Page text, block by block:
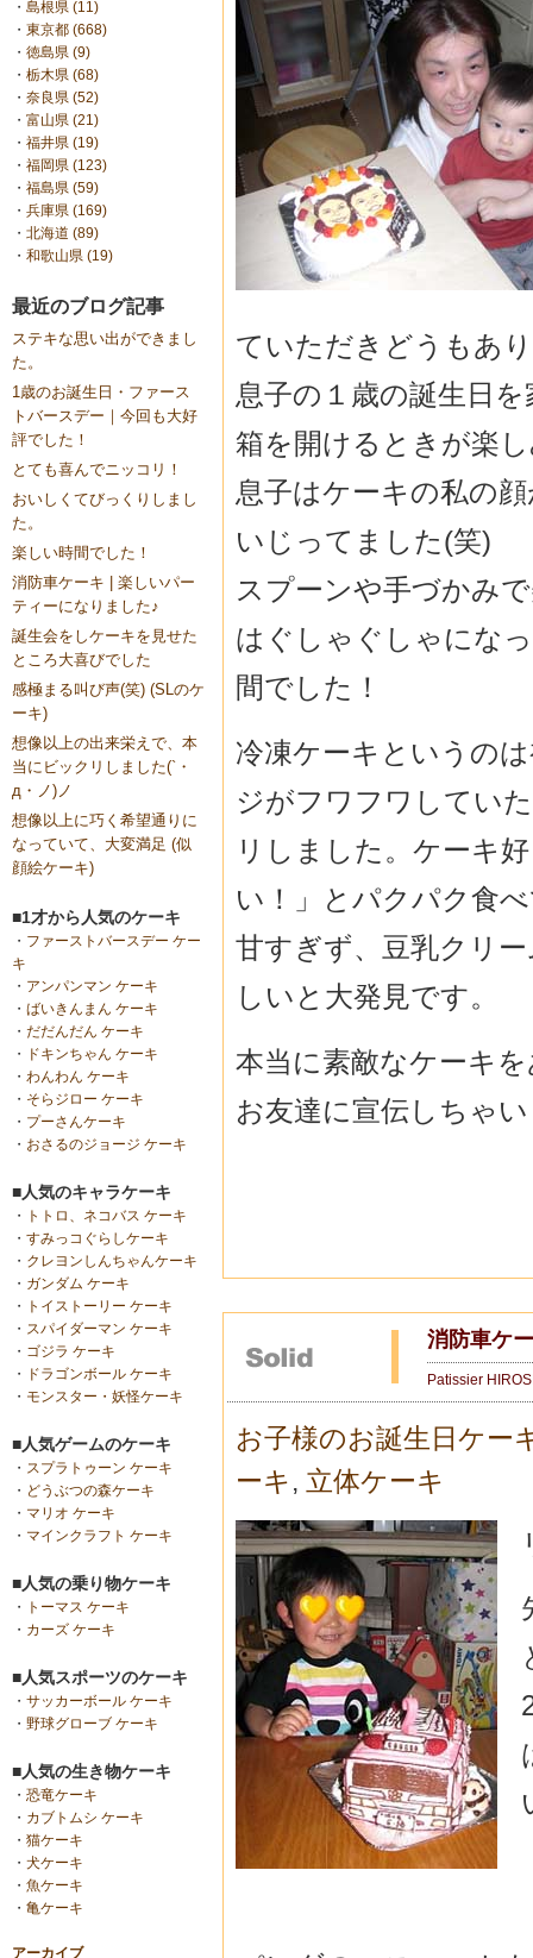
・ 島根県 (11)
・ 東京都 (668)
・ 徳島県 (9)
・ 栃木県 (68)
・ 奈良県 (52)
・ 富山県 (21)
・ 福井県 (19)
・ 福岡県 (123)
・ 福島県 (59)
・ 兵庫県 (169)
・ 北海道 (89)
・ 和歌山県 (19)
最近のブログ記事
ステキな思い出ができまし
た。
1歳のお誕生日・ファース
トバースデー｜今回も大好
評でした！
とても喜んでニッコリ！
おいしくてびっくりしまし
た。
楽しい時間でした！
消防車ケーキ | 楽しいパー
ティーになりました♪
誕生会をしケーキを見せた
ところ大喜びでした
感極まる叫び声(笑) (SLのケ
ーキ)
想像以上の出来栄えで、本
当にビックリしました(`・
д・ノ)ノ
想像以上に巧く希望通りに
なっていて、大変満足 (似
顔絵ケーキ)
■1才から人気のケーキ
・ ファーストバースデー ケー
キ
・ アンパンマン ケーキ
・ ばいきんまん ケーキ
・ だだんだん ケーキ
・
ドキンちゃん ケーキ
・ わんわん ケーキ
・ そらジロー ケーキ
・ プーさんケーキ
・ おさるのジョージ ケーキ
■人気のキャラケーキ
・
トトロ、ネコバス ケーキ
・ すみっコぐらしケーキ
・ クレヨンしんちゃんケーキ
・ ガンダム ケーキ
・
トイストーリー ケーキ
・ スパイダーマン ケーキ
・ ゴジラ ケーキ
・
ドラゴンボール ケーキ
・ モンスター・妖怪ケーキ
■人気ゲームのケーキ
・ スプラトゥーン ケーキ
・ どうぶつの森ケーキ
・ マリオ ケーキ
・ マインクラフト ケーキ
■人気の乗り物ケーキ
・
トーマス ケーキ
・ カーズ ケーキ
■人気スポーツのケーキ
・ サッカーボール ケーキ
・ 野球グローブ ケーキ
■人気の生き物ケーキ
・ 恐竜ケーキ
・ カブトムシ ケーキ
・ 猫ケーキ
・ 犬ケーキ
・ 魚ケーキ
・ 亀ケーキ
アーカイブ
ていただきどうもあ
息子の１歳の誕生日
箱を開けるときが楽
息子はケーキの私の
いじってました(笑)
スプーンや手づかみ
はぐしゃぐしゃにな
間でした！
冷凍ケーキというの
ジがフワフワしてい
リしました。ケーキ
い！」とパクパク食
甘すぎず、豆乳クリ
しいと大発見です。
本当に素敵なケーキ
お友達に宣伝しちゃ
消防車ケ
Patissier
お子様のお誕生日ケー
ーキ , 立体ケーキ